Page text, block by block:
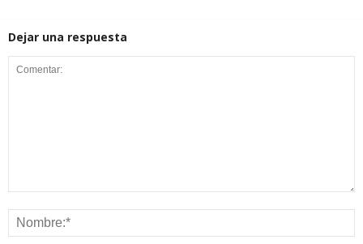
Dejar una respuesta